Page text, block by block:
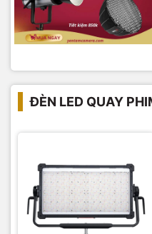
ĐÈN LED QUAY